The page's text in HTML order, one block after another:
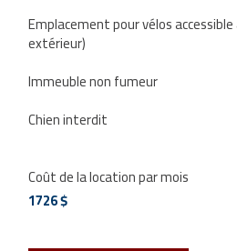
Emplacement pour vélos
extérieur)
Immeuble non fumeur
Chien interdit
Coût de la location par mois
1726 $